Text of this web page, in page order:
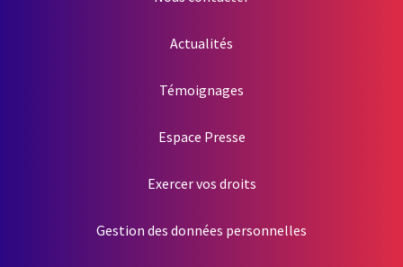
Actualités
Témoignages
Espace Presse
Exercer vos droits
Gestion des données personnelles